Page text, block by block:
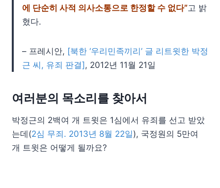
에 단순히 사적 의사소통으로 한정할 수 없다”고 밝
혔다.
– 프레시안, [북한 ‘우리민족끼리’ 글 리트윗한 박정
근 씨, 유죄 판결] , 2012년 11월 21일
여러분의 목소리를 찾아서
박정근의 2백여 개 트윗은 1심에서 유죄를 선고 받았
는데(2심 무죄. 2013년 8월 22일), 국정원의 5만여
개 트윗은 어떻게 될까요?